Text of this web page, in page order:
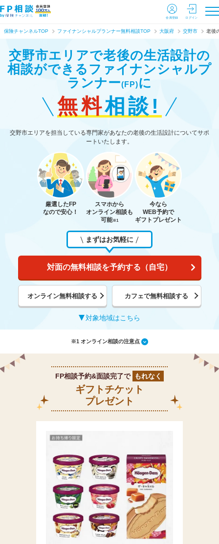
会員登録 ログイン
保険チャンネルTOP ファイナンシャルプランナー無料相談TOP 大阪府 交野市 老後
交野市エリアで老後の生活設計の
相談ができる ファイナンシャルプ
ランナー(FP)に
無料相談!
交野市エリアを担当している専門家があなたの老後の生活設計についてサポ
ートいたします。
厳選したFP
なので安心！
スマホから
オンライン相談も
可能※1
今なら
WEB予約で
ギフトプレゼント
まずはお気軽に
対面の無料相談を予約する（自宅）
オンライン無料相談する カフェで無料相談する
対象地域はこちら
※1 オンライン相談の注意点
FP相談予約&面談完了で もれなく
ギフトチケット
プレゼント